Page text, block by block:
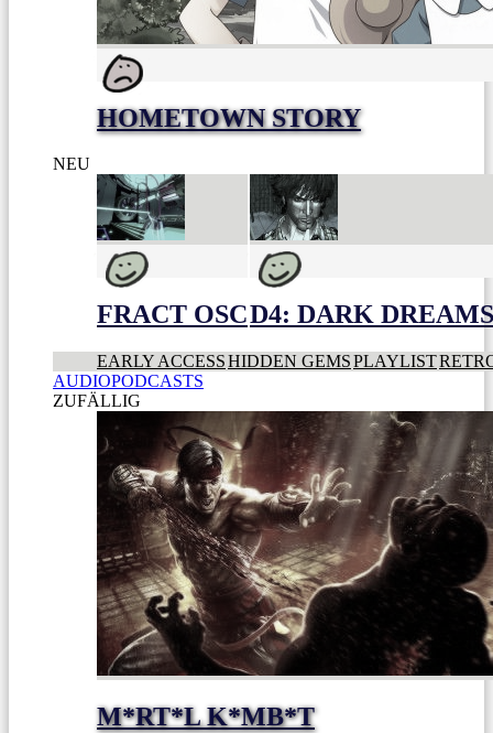
HOMETOWN STORY
NEU
FRACT OSCD4: DARK
EARLY ACCESSHIDDEN GEMSPLAYLIST
AUDIOPODCASTS
ZUFÄLLIG
M*RT*L K*MB*T